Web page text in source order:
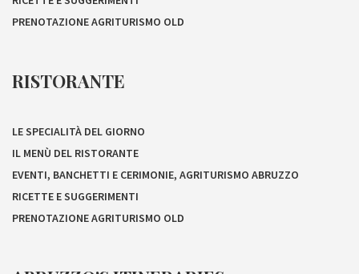
PRENOTAZIONE AGRITURISMO OLD
RISTORANTE
LE SPECIALITÀ DEL GIORNO
IL MENÙ DEL RISTORANTE
EVENTI, BANCHETTI E CERIMONIE, AGRITURISMO ABRUZZO
RICETTE E SUGGERIMENTI
PRENOTAZIONE AGRITURISMO OLD